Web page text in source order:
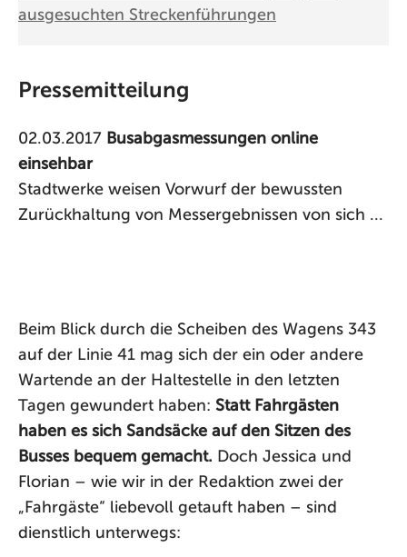
ausgesuchten Streckenführungen
Pressemitteilung
02.03.2017 Busabgasmessungen online
einsehbar
Stadtwerke weisen Vorwurf der bewussten
Zurückhaltung von Messergebnissen von sich ...
Beim Blick durch die Scheiben des Wagens 343
auf der Linie 41 mag sich der ein oder andere
Wartende an der Haltestelle in den letzten
Tagen gewundert haben: Statt Fahrgästen
haben es sich Sandsäcke auf den Sitzen des
Busses bequem gemacht. Doch Jessica und
Florian – wie wir in der Redaktion zwei der
„Fahrgäste“ liebevoll getauft haben – sind
dienstlich unterwegs: